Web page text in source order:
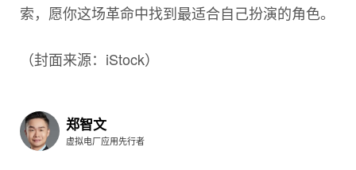
索，愿你这场革命中找到最适合自己扮演的角色。
（封面来源：iStock）
郑智文
虚拟电厂应用先行者